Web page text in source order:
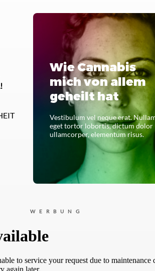
Wie Cannabis
mich von allem
geheilt hat
Vestibulum vel neque erat.
eget tortor lobortis, dictum dolor
ullamcorper, elementum risus.
LESEN SIE DAS GANZE
WERBUNG